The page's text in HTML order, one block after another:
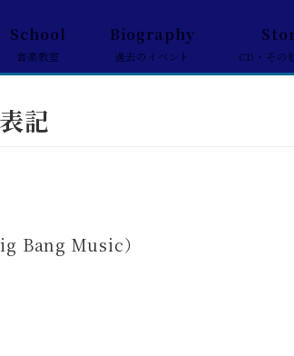
School
音楽教室
Biography
過去のイベント CD・その
記
Bang Music）